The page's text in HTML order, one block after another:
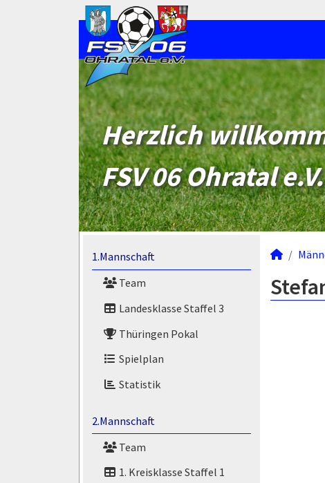
Herzlich
FSV 06 Ohratal e.V.
1.Mannschaft
Team
Landesklasse Staffel 3
Thüringen Pokal
Spielplan
Statistik
2.Mannschaft
Team
1. Kreisklasse Staffel 1